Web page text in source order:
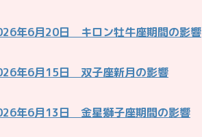
年6月20日 キロン牡牛座期間の影響
年6月15日 双子座新月の影響
年6月13日 金星獅子座期間の影響